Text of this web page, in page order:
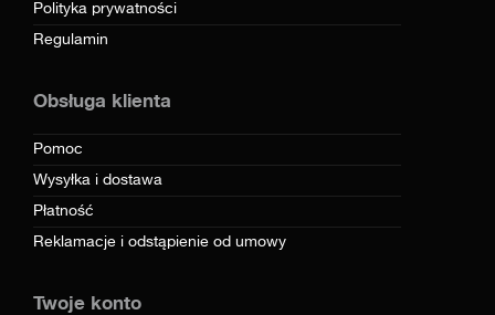
Polityka prywatności
Regulamin
Obsługa klienta
Pomoc
Wysyłka i dostawa
Płatność
Reklamacje i odstąpienie od umowy
Twoje konto